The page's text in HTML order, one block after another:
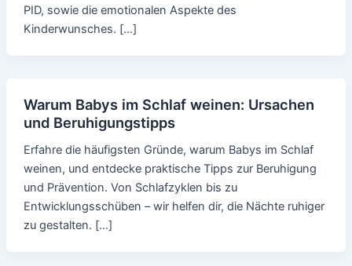
PID, sowie die emotionalen Aspekte des
Kinderwunsches. […]
Warum Babys im Schlaf weinen: Ursachen
und Beruhigungstipps
Erfahre die häufigsten Gründe, warum Babys im Schlaf
weinen, und entdecke praktische Tipps zur Beruhigung
und Prävention. Von Schlafzyklen bis zu
Entwicklungsschüben – wir helfen dir, die Nächte ruhiger
zu gestalten. […]